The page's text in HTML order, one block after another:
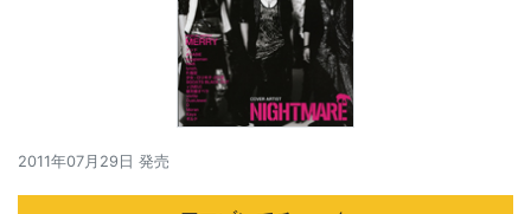
2011年07月29日 発売